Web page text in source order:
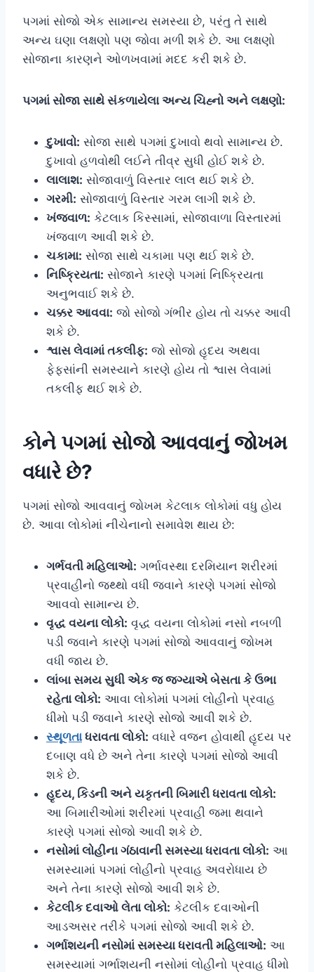
પગમાં સોજો એક સામાન્ય સમસ્યા છે, પરંતુ તે સાથે
અન્ય ઘણા લક્ષણો પણ જોવા મળી શકે છે. આ લક્ષણો
સોજાના કારણને ઓળખવામાં મદદ કરી શકે છે.
પગમાં સોજા સાથે સંકળાયેલા અન્ય ચિહ્નો અને લક્ષણો:
દુખાવો: સોજા સાથે પગમાં દુખાવો થવો સામાન્ય છે.
દુખાવો હળવોથી લઈને તીવ્ર સુધી હોઈ શકે છે.
લાલાશ: સોજાવાળું વિસ્તાર લાલ થઈ શકે છે.
ગરમી: સોજાવાળું વિસ્તાર ગરમ લાગી શકે છે.
ખંજવાળ: કેટલાક કિસ્સામાં, સોજાવાળા વિસ્તારમાં
ખંજવાળ આવી શકે છે.
ચકામા: સોજા સાથે ચકામા પણ થઈ શકે છે.
નિષ્ક્રિયતા: સોજાને કારણે પગમાં નિષ્ક્રિયતા
અનુભવાઈ શકે છે.
ચક્કર આવવા: જો સોજો ગંભીર હોય તો ચક્કર આવી
શકે છે.
શ્વાસ લેવામાં તકલીફ: જો સોજો હૃદય અથવા
ફેફસાંની સમસ્યાને કારણે હોય તો શ્વાસ લેવામાં
તકલીફ થઈ શકે છે.
કોને પગમાં સોજો આવવાનું જોખમ
વધારે છે?
પગમાં સોજો આવવાનું જોખમ કેટલાક લોકોમાં વધુ હોય
છે. આવા લોકોમાં નીચેનાનો સમાવેશ થાય છે:
ગર્ભવતી મહિલાઓ: ગર્ભાવસ્થા દરમિયાન શરીરમાં
પ્રવાહીનો જથ્થો વધી જવાને કારણે પગમાં સોજો
આવવો સામાન્ય છે.
વૃદ્ધ વયના લોકો: વૃદ્ધ વયના લોકોમાં નસો નબળી
પડી જવાને કારણે પગમાં સોજો આવવાનું જોખમ
વધી જાય છે.
લાંબા સમય સુધી એક જ જગ્યાએ બેસતા કે ઉભા
રહેતા લોકો: આવા લોકોમાં પગમાં લોહીનો પ્રવાહ
ધીમો પડી જવાને કારણે સોજો આવી શકે છે.
સ્થૂળતાધરાવતા લોકો: વધારે વજન હોવાથી હૃદય પર
દબાણ વધે છે અને તેના કારણે પગમાં સોજો આવી
શકે છે.
હૃદય, કિડની અને યકૃતની બિમારી ધરાવતા લોકો:
આ બિમારીઓમાં શરીરમાં પ્રવાહી જમા થવાને
કારણે પગમાં સોજો આવી શકે છે.
નસોમાં લોહીના ગંઠાવાની સમસ્યા ધરાવતા લોકો: આ
સમસ્યામાં પગમાં લોહીનો પ્રવાહ અવરોધાય છે
અને તેના કારણે સોજો આવી શકે છે.
કેટલીક દવાઓ લેતા લોકો: કેટલીક દવાઓની
આડઅસર તરીકે પગમાં સોજો આવી શકે છે.
ગર્ભાશયની નસોમાં સમસ્યા ધરાવતી મહિલાઓ: આ
સમસ્યામાં ગર્ભાશયની નસોમાં લોહીનો પ્રવાહ ધીમો